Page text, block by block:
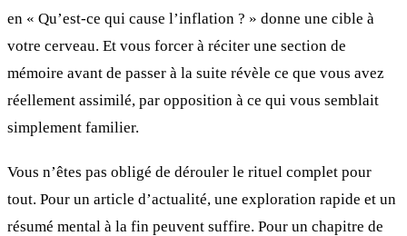
en « Qu’est-ce qui cause l’inflation ? » donne une cible à
votre cerveau. Et vous forcer à réciter une section de
mémoire avant de passer à la suite révèle ce que vous avez
réellement assimilé, par opposition à ce qui vous semblait
simplement familier.
Vous n’êtes pas obligé de dérouler le rituel complet pour
tout. Pour un article d’actualité, une exploration rapide et un
résumé mental à la fin peuvent suffire. Pour un chapitre de